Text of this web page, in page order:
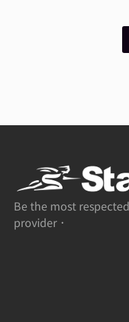
Be the most
provider．